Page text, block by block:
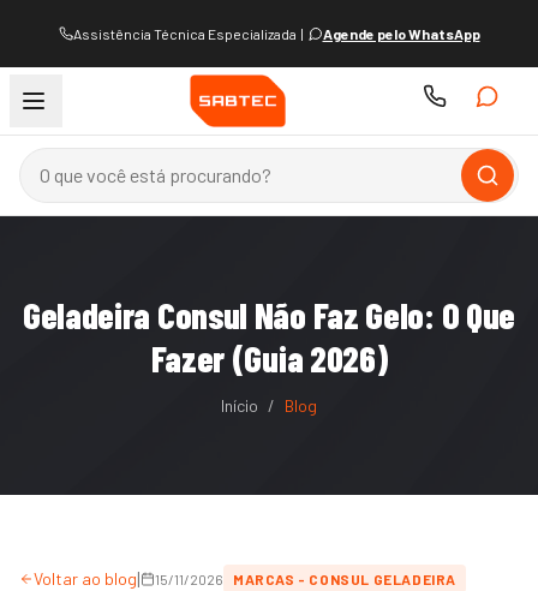
Assistência Técnica Especializada | Agende pelo WhatsApp
Geladeira Consul Não Faz Gelo: O Que
Fazer (Guia 2026)
Início / Blog
Voltar ao blog| 15/11/2026 MARCAS - CONSUL GELADEIRA